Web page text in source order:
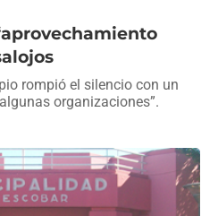
rompió el silencio con un
organizaciones”.